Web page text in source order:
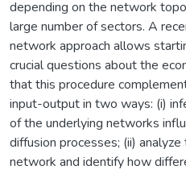
depending on the network
large number of sectors. A
network approach allows
crucial questions about the
that this procedure
input-output in two ways: (i)
of the underlying networks
diffusion processes; (ii)
network and identify how